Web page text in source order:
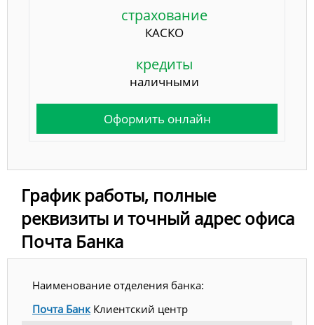
страхование
КАСКО
кредиты
наличными
Оформить онлайн
График работы, полные
реквизиты и точный адрес офиса
Почта Банка
Наименование отделения банка:
Почта БанкКлиентский центр